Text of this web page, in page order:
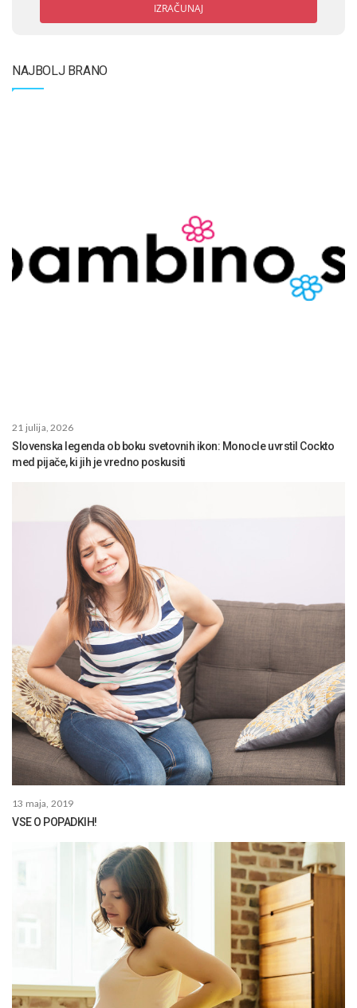
IZRAČUNAJ
NAJBOLJ BRANO
21 julija, 2026
Slovenska legenda ob boku svetovnih ikon: Monocle uvrstil Cockto
med pijače, ki jih je vredno poskusiti
13 maja, 2019
VSE O POPADKIH!